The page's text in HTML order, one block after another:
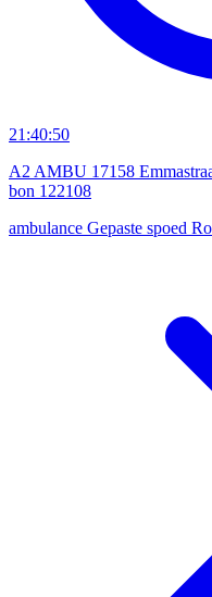
21:40:50
A2 AMBU 17158
bon 122108
ambulance Gepaste spoed